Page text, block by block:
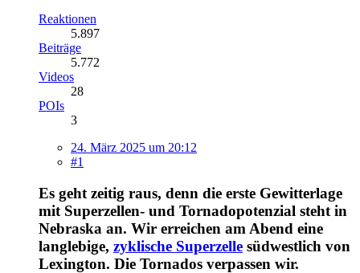
Reaktionen
5.897
Beiträge
5.772
Videos
28
POIs
3
24. März 2025 um 20:12
#1
Es geht zeitig raus, denn die erste Gewitterlage
mit Superzellen- und Tornadopotenzial steht in
Nebraska an. Wir erreichen am Abend eine
langlebige, zyklische Superzelle südwestlich von
Lexington. Die Tornados verpassen wir.